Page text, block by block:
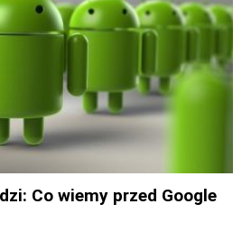
Co wiemy przed Google